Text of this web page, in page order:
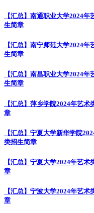
【汇总】南通职业大学2024
生简章
【汇总】南宁师范大学2024
生简章
【汇总】南昌职业大学2024
生简章
【汇总】萍乡学院2024年艺
章
【汇总】宁夏大学新华学院
类招生简章
【汇总】宁夏大学2024年艺
章
【汇总】宁波大学2024年艺
章